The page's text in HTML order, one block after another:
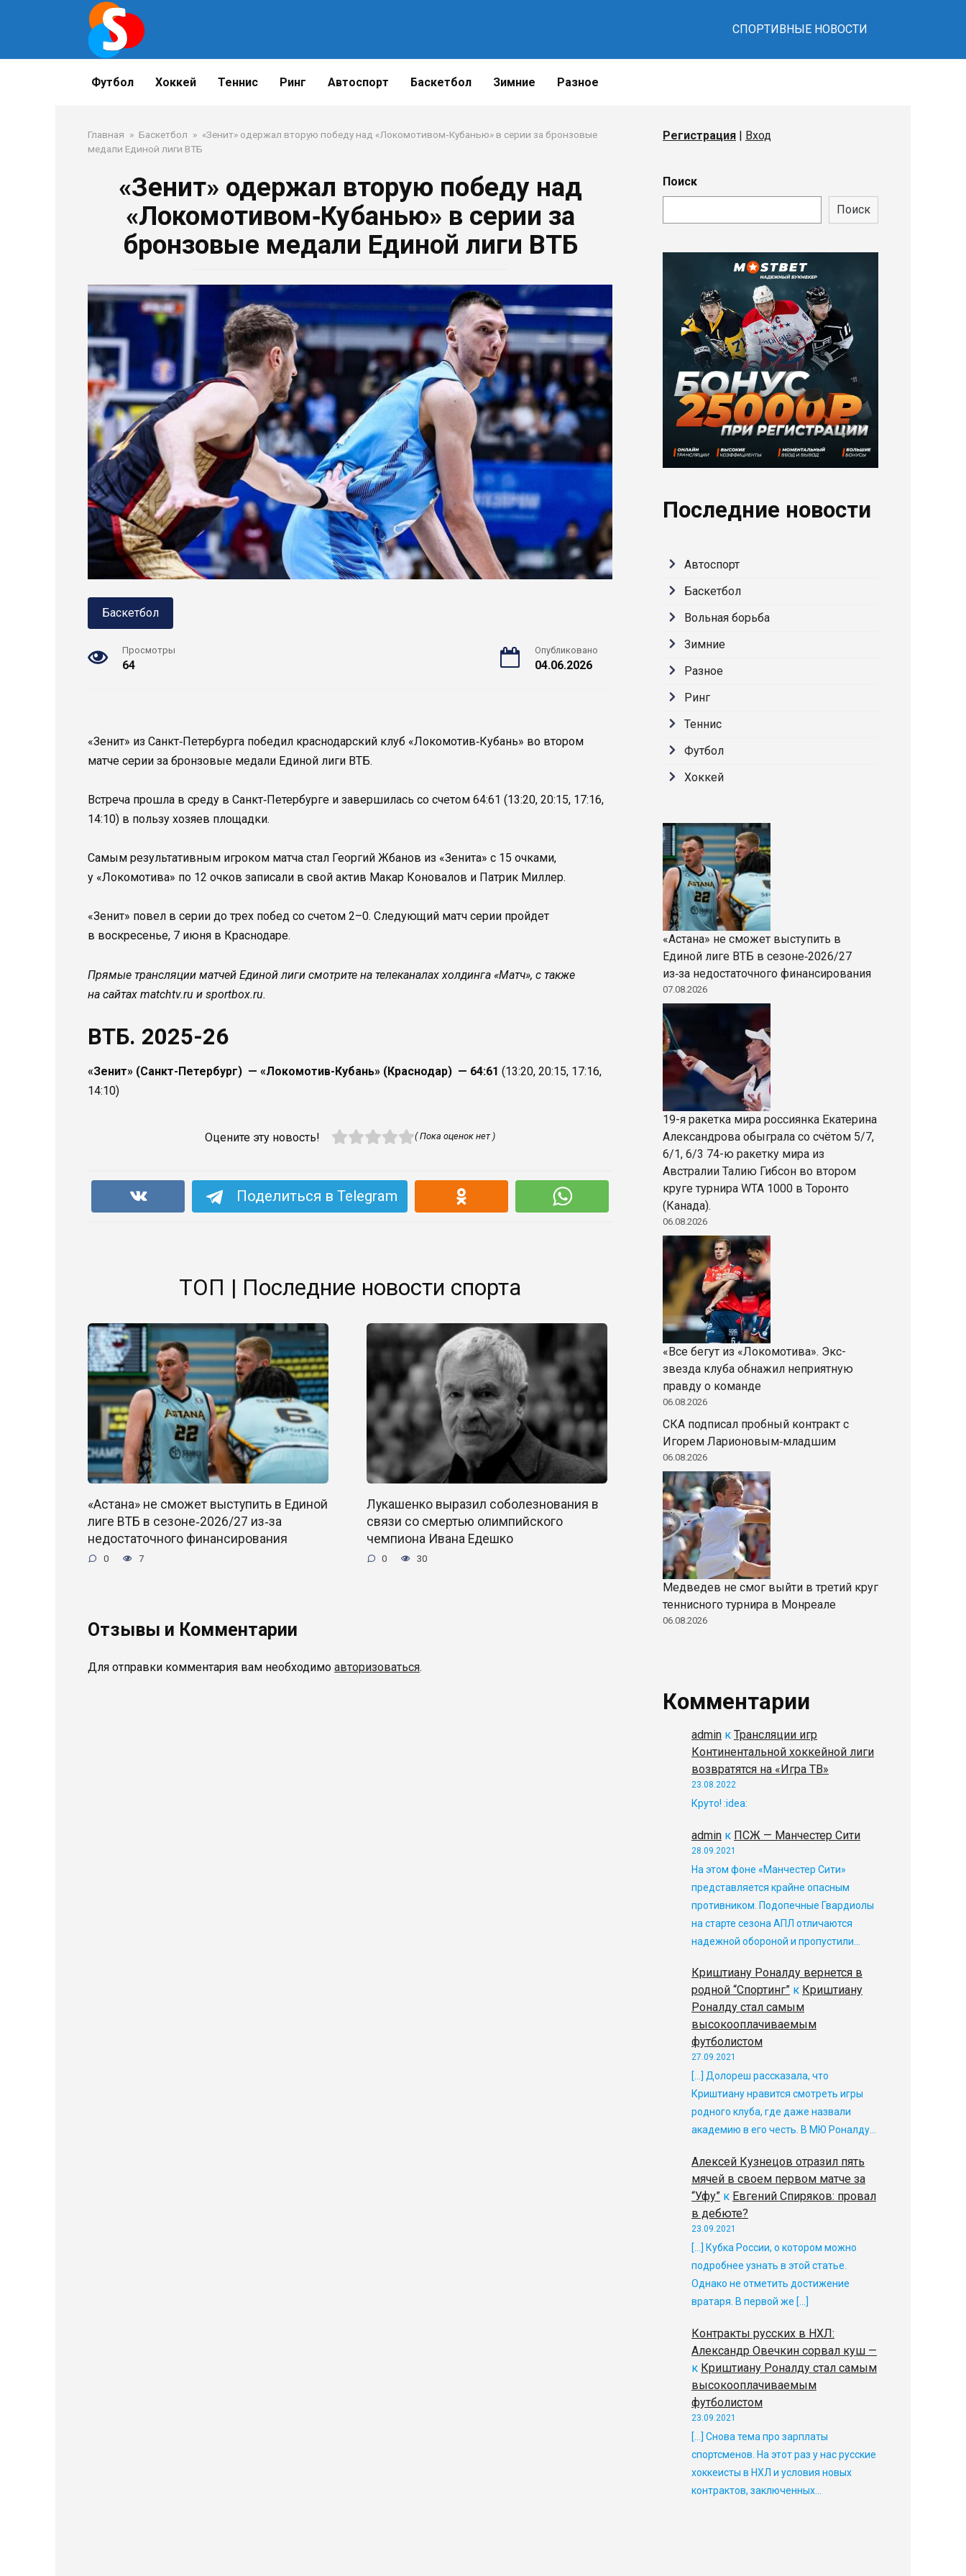
СПОРТИВНЫЕ НОВОСТИ
Футбол Хоккей Теннис Ринг Автоспорт Баскетбол Зимние Разное
Главная » Баскетбол » «Зенит» одержал вторую победу над «Локомотивом‑Кубанью» в серии за бронзовые
медали Единой лиги ВТБ
«Зенит» одержал вторую победу над
«Локомотивом‑Кубанью» в серии за
бронзовые медали Единой лиги ВТБ
Баскетбол
Просмотры
64
Опубликовано
04.06.2026
«Зенит» из Санкт‑Петербурга победил краснодарский клуб «Локомотив‑Кубань» во втором
матче серии за бронзовые медали Единой лиги ВТБ.
Встреча прошла в среду в Санкт‑Петербурге и завершилась со счетом 64:61 (13:20, 20:15, 17:16,
14:10) в пользу хозяев площадки.
Самым результативным игроком матча стал Георгий Жбанов из «Зенита» с 15 очками,
у «Локомотива» по 12 очков записали в свой актив Макар Коновалов и Патрик Миллер.
«Зенит» повел в серии до трех побед со счетом 2–0. Следующий матч серии пройдет
в воскресенье, 7 июня в Краснодаре.
Прямые трансляции матчей Единой лиги смотрите на телеканалах холдинга «Матч», с также
на сайтах matchtv.ru и sportbox.ru.
ВТБ. 2025-26
«Зенит» (Санкт-Петербург) — «Локомотив-Кубань» (Краснодар) — 64:61 (13:20, 20:15, 17:16,
14:10)
Оцените эту новость! ( Пока оценок нет )
Поделиться в Telegram
ТОП | Последние новости спорта
«Астана» не сможет выступить в Единой
лиге ВТБ в сезоне‑2026/27 из‑за
недостаточного финансирования
0 7
Лукашенко выразил соболезнования в
связи со смертью олимпийского
чемпиона Ивана Едешко
0 30
Отзывы и Комментарии
Для отправки комментария вам необходимо авторизоваться.
Регистрация | Вход
Поиск
Поиск
Последние новости
Автоспорт
Баскетбол
Вольная борьба
Зимние
Разное
Ринг
Теннис
Футбол
Хоккей
«Астана» не сможет выступить в
Единой лиге ВТБ в сезоне‑2026/27
из‑за недостаточного финансирования
07.08.2026
19-я ракетка мира россиянка Екатерина
Александрова обыграла со счётом 5/7,
6/1, 6/3 74-ю ракетку мира из
Австралии Талию Гибсон во втором
круге турнира WTA 1000 в Торонто
(Канада).
06.08.2026
«Все бегут из «Локомотива». Экс-
звезда клуба обнажил неприятную
правду о команде
06.08.2026
СКА подписал пробный контракт с
Игорем Ларионовым‑младшим
06.08.2026
Медведев не смог выйти в третий круг
теннисного турнира в Монреале
06.08.2026
Комментарии
admin к Трансляции игр
Континентальной хоккейной лиги
возвратятся на «Игра ТВ»
23.08.2022
Круто! :idea:
admin к ПСЖ — Манчестер Сити
28.09.2021
На этом фоне «Манчестер Сити»
представляется крайне опасным
противником. Подопечные Гвардиолы
на старте сезона АПЛ отличаются
надежной обороной и пропустили…
Криштиану Роналду вернется в
родной “Спортинг” к Криштиану
Роналду стал самым
высокооплачиваемым
футболистом
27.09.2021
[…] Долореш рассказала, что
Криштиану нравится смотреть игры
родного клуба, где даже назвали
академию в его честь. В МЮ Роналду…
Алексей Кузнецов отразил пять
мячей в своем первом матче за
“Уфу” к Евгений Спиряков: провал
в дебюте?
23.09.2021
[…] Кубка России, о котором можно
подробнее узнать в этой статье.
Однако не отметить достижение
вратаря. В первой же […]
Контракты русских в НХЛ:
Александр Овечкин сорвал куш —
к Криштиану Роналду стал самым
высокооплачиваемым
футболистом
23.09.2021
[…] Снова тема про зарплаты
спортсменов. На этот раз у нас русские
хоккеисты в НХЛ и условия новых
контрактов, заключенных…